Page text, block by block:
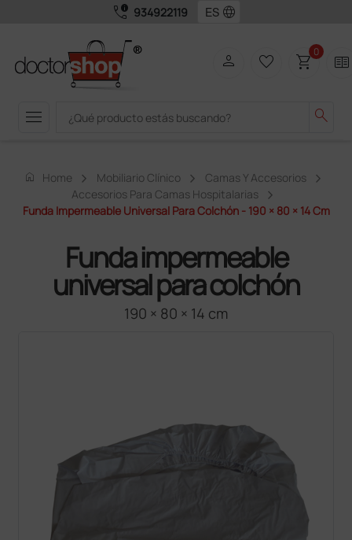
call_quality 934922119 language
menu search
person favorite_border shopping_cart0 two_pager
home Home Mobiliario Clínico
Camas Y Accesorios
Accesorios Para Camas Hospitalarias
Funda Impermeable Universal Para Colchón - 190 × 80 × 14 Cm
Funda impermeable
universal para colchón
190 × 80 × 14 cm